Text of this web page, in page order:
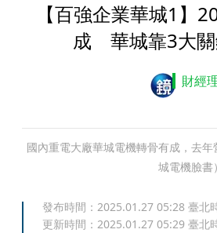
【百強企業華城1】
成 華城靠3大
財經
國內重電大廠華城電機轉骨有成，去
城電機臉書）
發布時間： 2025.01.27 05:28 臺北
更新時間： 2025.01.27 05:29 臺北